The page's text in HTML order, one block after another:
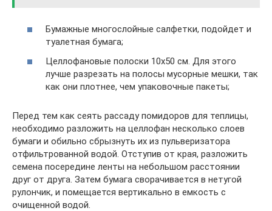
Бумажные многослойные салфетки, подойдет и
туалетная бумага;
Целлофановые полоски 10х50 см. Для этого
лучше разрезать на полосы мусорные мешки, так
как они плотнее, чем упаковочные пакеты;
Перед тем как сеять рассаду помидоров для теплицы,
необходимо разложить на целлофан несколько слоев
бумаги и обильно сбрызнуть их из пульверизатора
отфильтрованной водой. Отступив от края, разложить
семена посередине ленты на небольшом расстоянии
друг от друга. Затем бумага сворачивается в нетугой
рулончик, и помещается вертикально в емкость с
очищенной водой.